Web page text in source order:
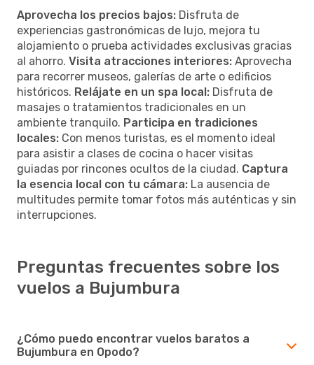
Aprovecha los precios bajos: Disfruta de
experiencias gastronómicas de lujo, mejora tu
alojamiento o prueba actividades exclusivas gracias
al ahorro. Visita atracciones interiores: Aprovecha
para recorrer museos, galerías de arte o edificios
históricos. Relájate en un spa local: Disfruta de
masajes o tratamientos tradicionales en un
ambiente tranquilo. Participa en tradiciones
locales: Con menos turistas, es el momento ideal
para asistir a clases de cocina o hacer visitas
guiadas por rincones ocultos de la ciudad. Captura
la esencia local con tu cámara: La ausencia de
multitudes permite tomar fotos más auténticas y sin
interrupciones.
Preguntas frecuentes sobre los
vuelos a Bujumbura
¿Cómo puedo encontrar vuelos baratos a
Bujumbura en Opodo?